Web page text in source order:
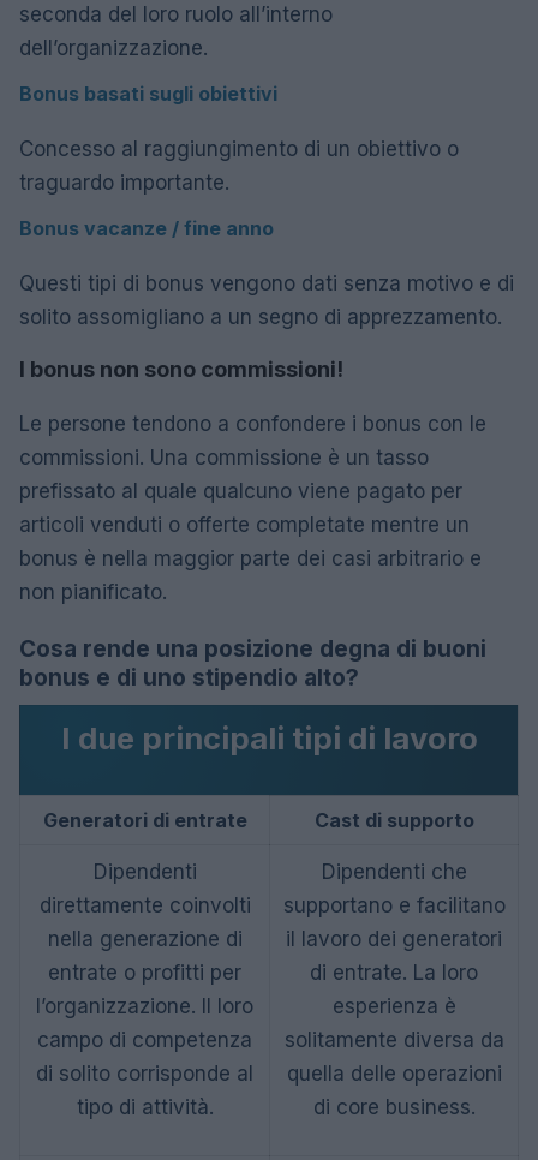
seconda del loro ruolo all’interno
dell’organizzazione.
Bonus basati sugli obiettivi
Concesso al raggiungimento di un obiettivo o
traguardo importante.
Bonus vacanze / fine anno
Questi tipi di bonus vengono dati senza motivo e di
solito assomigliano a un segno di apprezzamento.
I bonus non sono commissioni!
Le persone tendono a confondere i bonus con le
commissioni. Una commissione è un tasso
prefissato al quale qualcuno viene pagato per
articoli venduti o offerte completate mentre un
bonus è nella maggior parte dei casi arbitrario e
non pianificato.
Cosa rende una posizione degna di buoni
bonus e di uno stipendio alto?
I due principali tipi di lavoro
Generatori di entrate Cast di supporto
Dipendenti
direttamente coinvolti
nella generazione di
entrate o profitti per
l’organizzazione. Il loro
campo di competenza
di solito corrisponde al
tipo di attività.
Dipendenti che
supportano e facilitano
il lavoro dei generatori
di entrate. La loro
esperienza è
solitamente diversa da
quella delle operazioni
di core business.